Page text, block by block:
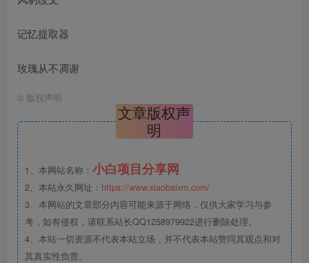
记忆提取器
玫瑰从不凋谢
© 版权声明
文章版权声
明
1、本网站名称： 小白项目分享网
2、本站永久网址： https://www.xiaobaixm.com/
3、本网站的文章部分内容可能来源于网络，仅供大家学习与参
考，如有侵权，请联系站长QQ1258979922进行删除处理。
4、本站一切资源不代表本站立场，并不代表本站赞同其观点和对
其真实性负责。